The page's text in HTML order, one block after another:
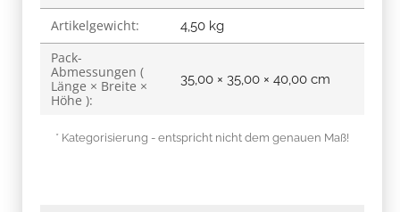
Artikelgewicht: 4,50 kg
Pack-
Abmessungen (
Länge × Breite ×
Höhe ):
35,00 × 35,00 × 40,00 cm
* Kategorisierung - entspricht nicht dem genauen Maß!